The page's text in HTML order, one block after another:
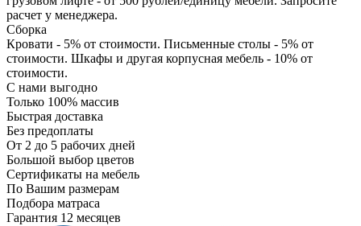
расчет у менеджера.
Сборка
Кровати - 5% от стоимости. Письменные столы - 5% от
стоимости. Шкафы и другая корпусная мебель - 10% от
стоимости.
С нами выгодно
Только 100% массив
Быстрая доставка
Без предоплаты
От 2 до 5 рабочих дней
Большой выбор цветов
Сертификаты на мебель
По Вашим размерам
Подбора матраса
Гарантия 12 месяцев